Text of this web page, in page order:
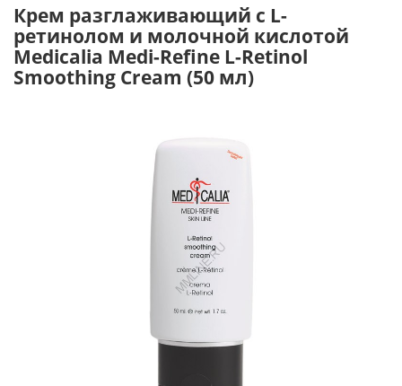
Крем разглаживающий с L-
ретинолом и молочной кислотой
Medicalia Medi-Refine L-Retinol
Smoothing Cream (50 мл)